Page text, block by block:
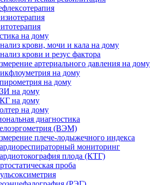
на дому
крови, мочи и кала на дому
крови и резус фактора
артериального давления на дому
на дому
на дому
на дому
на дому
на дому
диагностика
(ВЭМ)
плече-лодыжечного индекса
мониторинг
плода (КТГ)
проба